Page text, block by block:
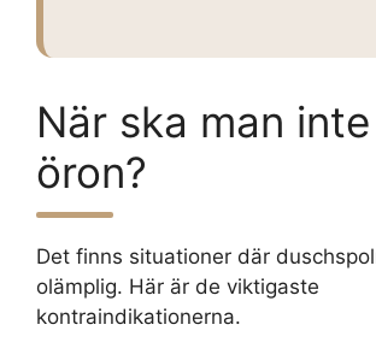
När ska man
öron?
Det finns situationer där
olämplig. Här är de viktigaste
kontraindikationerna.